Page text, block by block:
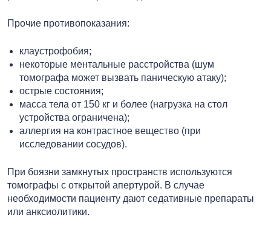
Прочие противопоказания:
клаустрофобия;
некоторые ментальные расстройства (шум
томографа может вызвать паническую атаку);
острые состояния;
масса тела от 150 кг и более (нагрузка на стол
устройства ограничена);
аллергия на контрастное вещество (при
исследовании сосудов).
При боязни замкнутых пространств используются
томографы с открытой апертурой. В случае
необходимости пациенту дают седативные препараты
или анксиолитики.